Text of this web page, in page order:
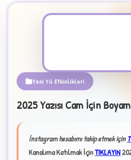
Yeni Yıl Etkinlikleri
2025 Yazısı Cam İçin
İnstagram hesabımı takip etmek için
Kanalıma Katılmak İçinTIKLAYIN